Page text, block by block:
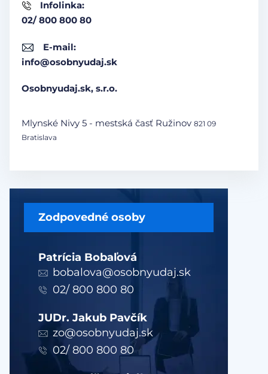
Zodpovedné osoby
Patrícia Bobaľová
bobalova@osobnyudaj.sk
02/ 800 800 80
JUDr. Jakub Pavčík
zo@osobnyudaj.sk
02/ 800 800 80
Infolinka:
02/ 800 800 80
E-mail:
info@osobnyudaj.sk
Osobnyudaj.sk, s.r.o.
Mlynské Nivy 5 - mestská časť Ružinov 821 09
Bratislava